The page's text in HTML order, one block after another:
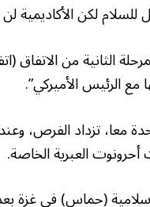
لكن الأكاديمية
الثانية من الاتفاق
الرئيس الأميركي”.
معا، تزداد الفرص،
العبرية الخاصة.
(حماس) في غزة